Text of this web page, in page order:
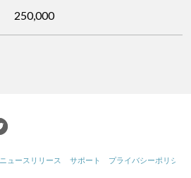
250,000
ニュースリリース サポート プライバシーポリシー